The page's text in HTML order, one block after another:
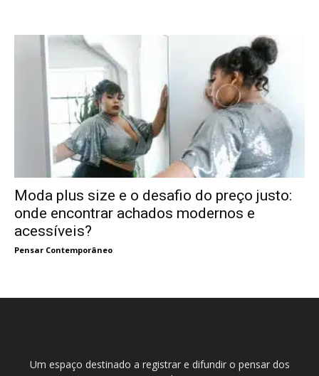
Moda plus size e o desafio do preço justo:
onde encontrar achados modernos e
acessíveis?
Pensar Contemporâneo
Um espaço destinado a registrar e difundir o pensar dos